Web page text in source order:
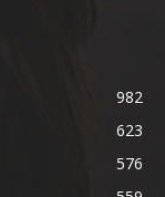
982
623
576